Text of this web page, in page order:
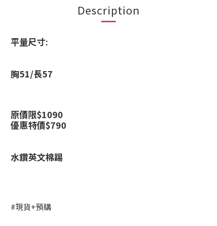
Description
平量尺寸:
胸51/長57
原價限$1090
優惠特價$790
水鑽英文棉踢
#現貨+預購